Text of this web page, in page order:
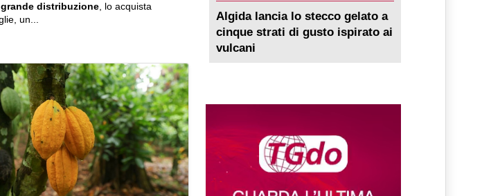
grande distribuzione, lo acquista
un...
Algida lancia lo stecco gelato a
cinque strati di gusto ispirato ai
vulcani